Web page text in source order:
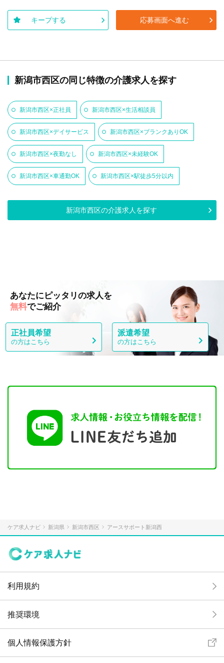
キープする 応募画面へ進む
新潟市西区の同じ特徴の介護求人を探す
新潟市西区×正社員 新潟市西区×生活相談員
新潟市西区×デイサービス 新潟市西区×ブランクありOK
新潟市西区×夜勤なし 新潟市西区×未経験OK
新潟市西区×車通勤OK 新潟市西区×駅徒歩5分以内
新潟市西区の介護求人を探す
あなたにピッタリの求人を
無料でご紹介
正社員希望
の方はこちら
派遣希望
の方はこちら
ケア求人ナビ 新潟県 新潟市西区 アースサポート新潟西
利用規約
推奨環境
個人情報保護方針